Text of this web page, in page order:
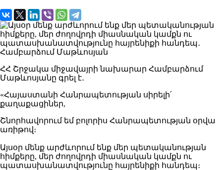
ՀՀ Շրջակա միջավայրի նախարար Համբարձում
Մաթևոսյանը գրել է․
«Հայաստանի Հանրապետության սիրելի՛
քաղաքացիներ,
Շնորհավորում եմ բոլորիս Հանրապետության օրվա
առիթով։
Այսօր մենք արժևորում ենք մեր պետականության
հիմքերը, մեր ժողովրդի միասնական կամքն ու
պատասխանատվությունը հայրենիքի հանդեպ։